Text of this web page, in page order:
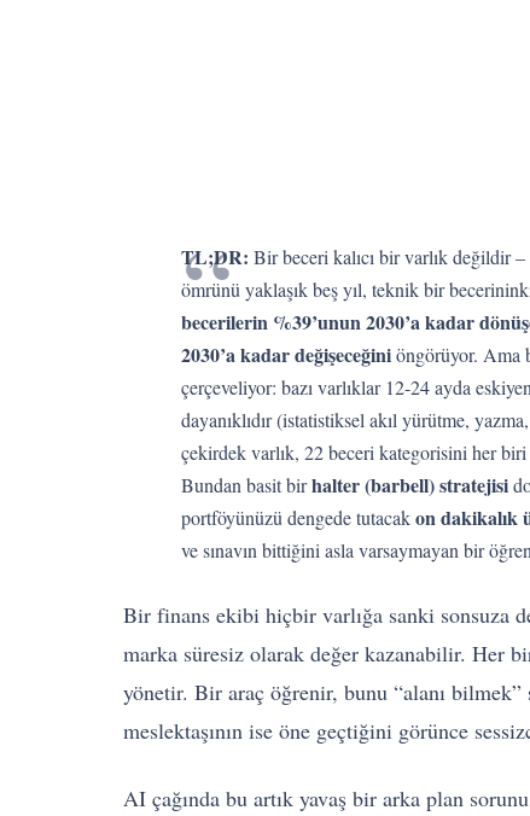
TL;DR: Bir beceri kalıcı bir varlık değildir
ömrünü yaklaşık beş yıl, teknik bir
becerilerin %39’unun 2030’a kadar
2030’a kadar değişeceğiniöngörüyor. Ama
çerçeveliyor: bazı varlıklar 12-24 ayda
dayanıklıdır (istatistiksel akıl yürütme,
çekirdek varlık, 22 beceri kategorisini her
Bundan basit birhalter (barbell) stratejisi
portföyünüzü dengede tutacakon dakikalık
ve sınavın bittiğini asla varsaymayan bir
Bir finans ekibi hiçbir varlığa sanki sonsuza
marka süresiz olarak değer kazanabilir. Her
yönetir. Bir araç öğrenir, bunu “alanı bilmek”
meslektaşının ise öne geçtiğini görünce
AI çağında bu artık yavaş bir arka plan